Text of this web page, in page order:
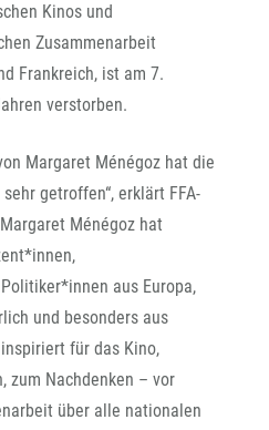
Kinos und
Zusammenarbeit
Frankreich, ist am 7.
verstorben.
Margaret Ménégoz hat die
getroffen“, erklärt FFA-
Ménégoz hat
aus Europa,
und besonders aus
für das Kino,
zum Nachdenken – vor
über alle nationalen